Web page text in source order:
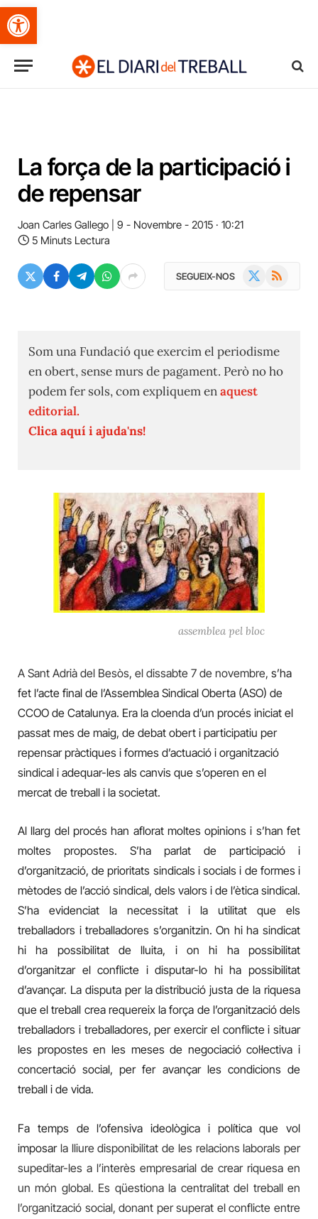
Obre la barra d'eines
La força de la participació i
de repensar
Joan Carles Gallego
9 - Novembre - 2015 · 10:21
5 Minuts Lectura
SEGUEIX-NOS RSS
Som una Fundació que exercim el periodisme
en obert, sense murs de pagament. Però no ho
podem fer sols, com expliquem enaquest
editorial.
Clica aquí i ajuda'ns!
assemblea pel bloc
A Sant Adrià del Besòs, el dissabte 7 de novembre, s’ha
fet l’acte final de l’Assemblea Sindical Oberta (ASO) de
CCOO de Catalunya. Era la cloenda d’un procés iniciat el
passat mes de maig, de debat obert i participatiu per
repensar pràctiques i formes d’actuació i organització
sindical i adequar-les als canvis que s’operen en el
mercat de treball i la societat.
Al llarg del procés han aflorat moltes opinions i s’han fet
moltes propostes. S’ha parlat de participació i
d’organització, de prioritats sindicals i socials i de formes i
mètodes de l’acció sindical, dels valors i de l’ètica sindical.
S’ha evidenciat la necessitat i la utilitat que els
treballadors i treballadores s’organitzin. On hi ha sindicat
hi ha possibilitat de lluita, i on hi ha possibilitat
d’organitzar el conflicte i disputar-lo hi ha possibilitat
d’avançar. La disputa per la distribució justa de la riquesa
que el treball crea requereix la força de l’organització dels
treballadors i treballadores, per exercir el conflicte i situar
les propostes en les meses de negociació col·lectiva i
concertació social, per fer avançar les condicions de
treball i de vida.
Fa temps de l’ofensiva ideològica i política que vol
imposar la lliure disponibilitat de les relacions laborals per
supeditar-les a l’interès empresarial de crear riquesa en
un món global. Es qüestiona la centralitat del treball en
l’organització social, donant per superat el conflicte entre